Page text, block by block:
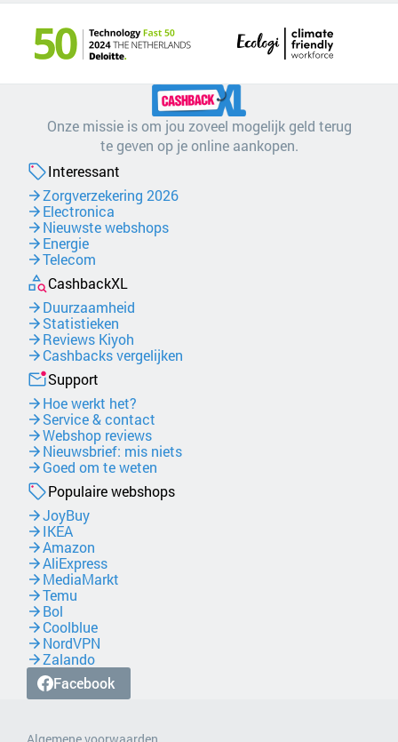
Onze missie is om jou zoveel mogelijk geld terug
te geven op je online aankopen.
Interessant
Zorgverzekering 2026
Electronica
Nieuwste webshops
Energie
Telecom
CashbackXL
Duurzaamheid
Statistieken
Reviews Kiyoh
Cashbacks vergelijken
Support
Hoe werkt het?
Service & contact
Webshop reviews
Nieuwsbrief: mis niets
Goed om te weten
Populaire webshops
JoyBuy
IKEA
Amazon
AliExpress
MediaMarkt
Temu
Bol
Coolblue
NordVPN
Zalando
Facebook